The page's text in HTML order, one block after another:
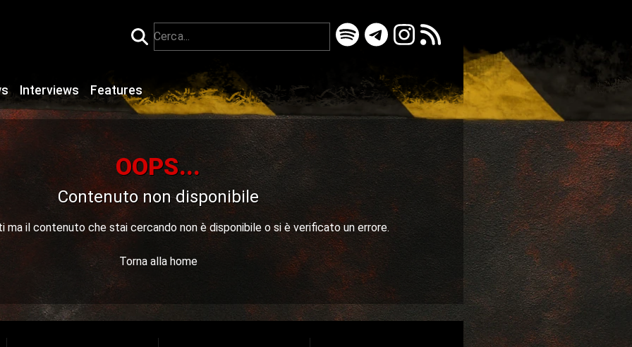
Interviews Features
OOPS...
Contenuto non disponibile
ma il contenuto che stai cercando non è disponibile o si è verificato un errore.
Torna alla home